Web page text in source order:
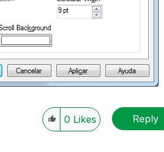
0 Likes Reply